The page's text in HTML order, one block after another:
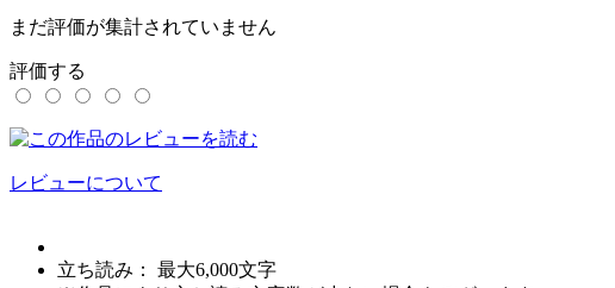
まだ評価が集計されていません
評価する
レビューについて
立ち読み： 最大6,000文字